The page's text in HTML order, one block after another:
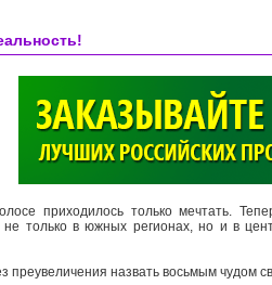
приходилось только мечтать.
только в южных регионах, но и в
назвать восьмым чудом